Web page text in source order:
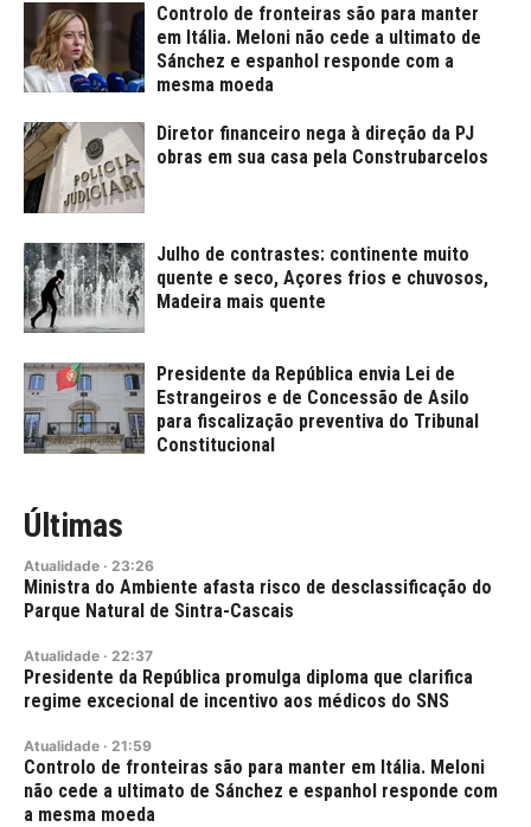
Controlo de fronteiras são para manter
em Itália. Meloni não cede a ultimato de
Sánchez e espanhol responde com a
mesma moeda
Diretor financeiro nega à direção da PJ
obras em sua casa pela Construbarcelos
Julho de contrastes: continente muito
quente e seco, Açores frios e chuvosos,
Madeira mais quente
Presidente da República envia Lei de
Estrangeiros e de Concessão de Asilo
para fiscalização preventiva do Tribunal
Constitucional
Últimas
Atualidade · 23:26
Ministra do Ambiente afasta risco de desclassificação do
Parque Natural de Sintra-Cascais
Atualidade · 22:37
Presidente da República promulga diploma que clarifica
regime excecional de incentivo aos médicos do SNS
Atualidade · 21:59
Controlo de fronteiras são para manter em Itália. Meloni
não cede a ultimato de Sánchez e espanhol responde com
a mesma moeda